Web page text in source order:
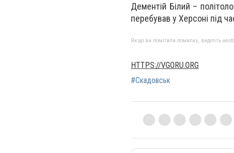
Дементій Білий –
перебував у Херсоні під
Якщо ви помітили помилку, виділіть
HTTPS://VGORU.ORG
#Скадовськ